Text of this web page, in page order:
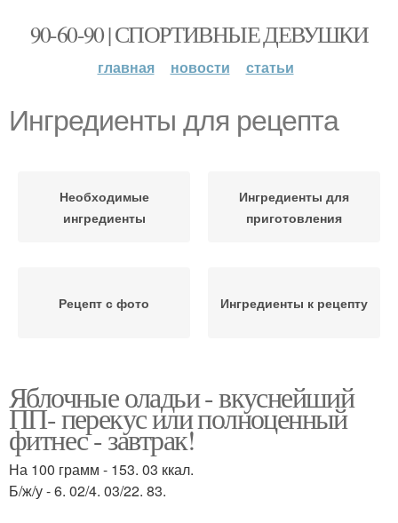
90-60-90 | СПОРТИВНЫЕ ДЕВУШКИ
главная новости статьи
Ингредиенты для рецепта
Необходимые
ингредиенты
Ингредиенты для
приготовления
Рецепт с фото Ингредиенты к рецепту
Яблочные оладьи - вкуснейший
ПП- перекус или полноценный
фитнес - завтрак!
На 100 грамм - 153. 03 ккал.
Б/ж/у - 6. 02/4. 03/22. 83.